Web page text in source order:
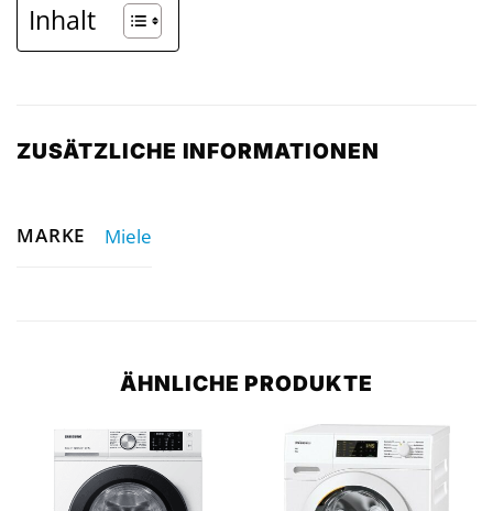
Inhalt
ZUSÄTZLICHE INFORMATIONEN
MARKE Miele
ÄHNLICHE PRODUKTE